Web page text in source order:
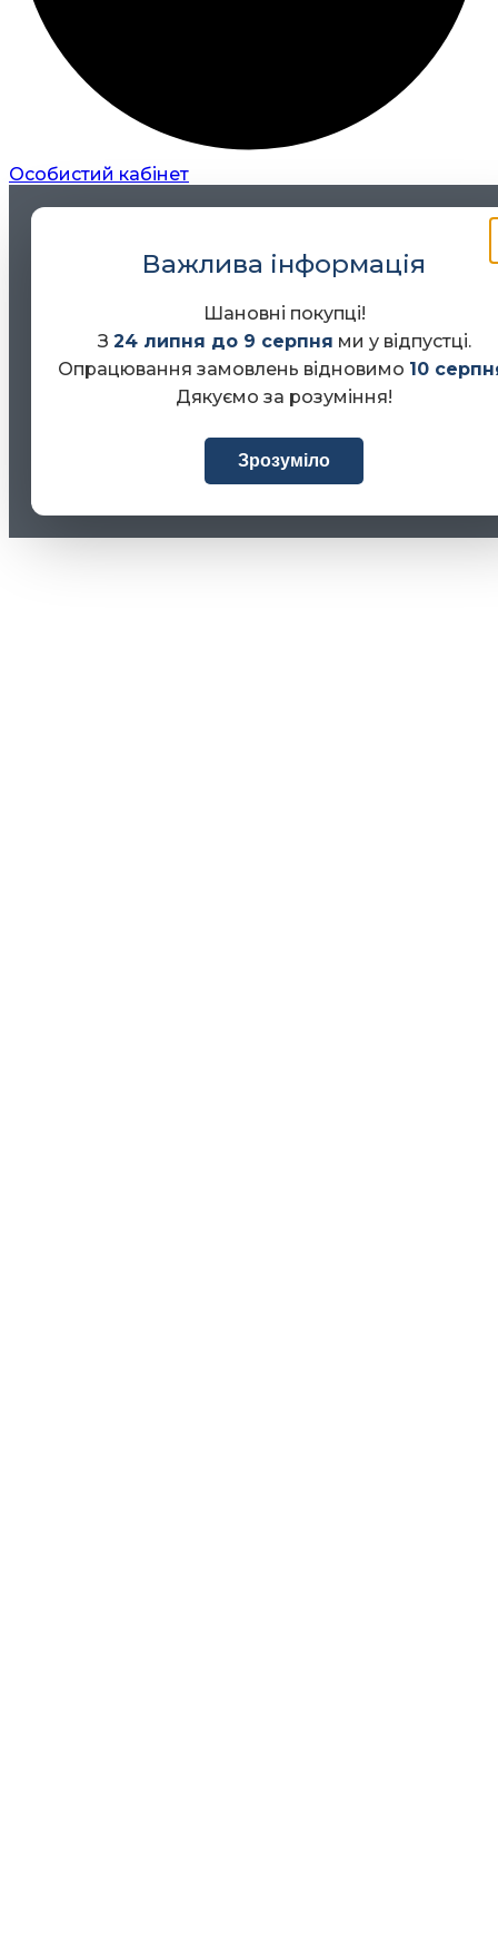
Особистий кабінет
Важлива інформація
Шановні покупці!
З 24 липня до 9 серпня ми у відпустці.
Опрацювання замовлень відновимо 10
Дякуємо за розуміння!
Зрозуміло